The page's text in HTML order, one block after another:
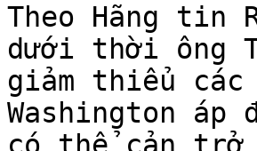
Theo Hãng tin
dưới thời ông
giảm thiểu
Washington